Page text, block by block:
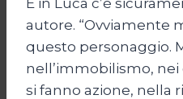
autore. “Ovviamente
questo personaggio.
nell’immobilismo,
si fanno azione, nella